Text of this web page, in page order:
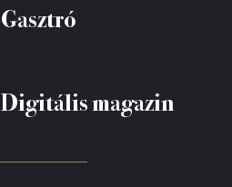
Gasztró
Digitális magazin